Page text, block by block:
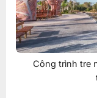
Công trình tre